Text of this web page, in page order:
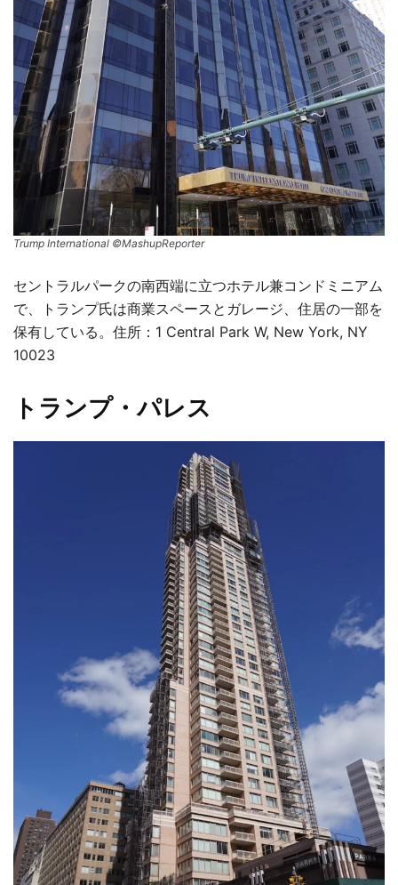
Trump International ©MashupReporter
セントラルパークの南西端に立つホテル兼コンドミニアム
で、トランプ氏は商業スペースとガレージ、住居の一部を
保有している。住所：1 Central Park W, New York, NY
10023
トランプ・パレス